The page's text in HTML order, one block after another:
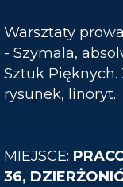
Warsztaty
- Szymala,
Sztuk
rysunek, linoryt.
MIEJSCE:
36,